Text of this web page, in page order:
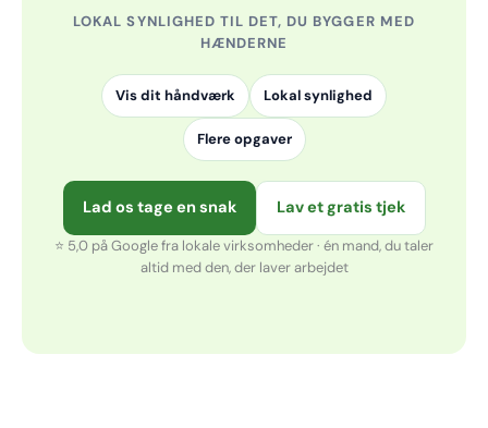
LOKAL SYNLIGHED TIL DET, DU BYGGER MED
HÆNDERNE
Vis dit håndværk Lokal synlighed
Flere opgaver
Lad os tage en snak Lav et gratis tjek
⭐ 5,0 på Google fra lokale virksomheder · én mand, du taler
altid med den, der laver arbejdet